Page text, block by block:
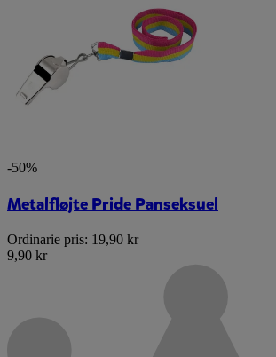
-50%
Metalfløjte Pride Panseksuel
Ordinarie pris: 19,90 kr
9,90 kr